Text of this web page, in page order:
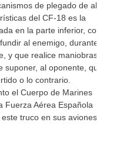
de plegado de ala.
del CF-18 es la
en la parte inferior, con
al enemigo, durante
y que realice maniobras
al oponente, que
o lo contrario.
el Cuerpo de Marines
Fuerza Aérea Española
truco en sus aviones